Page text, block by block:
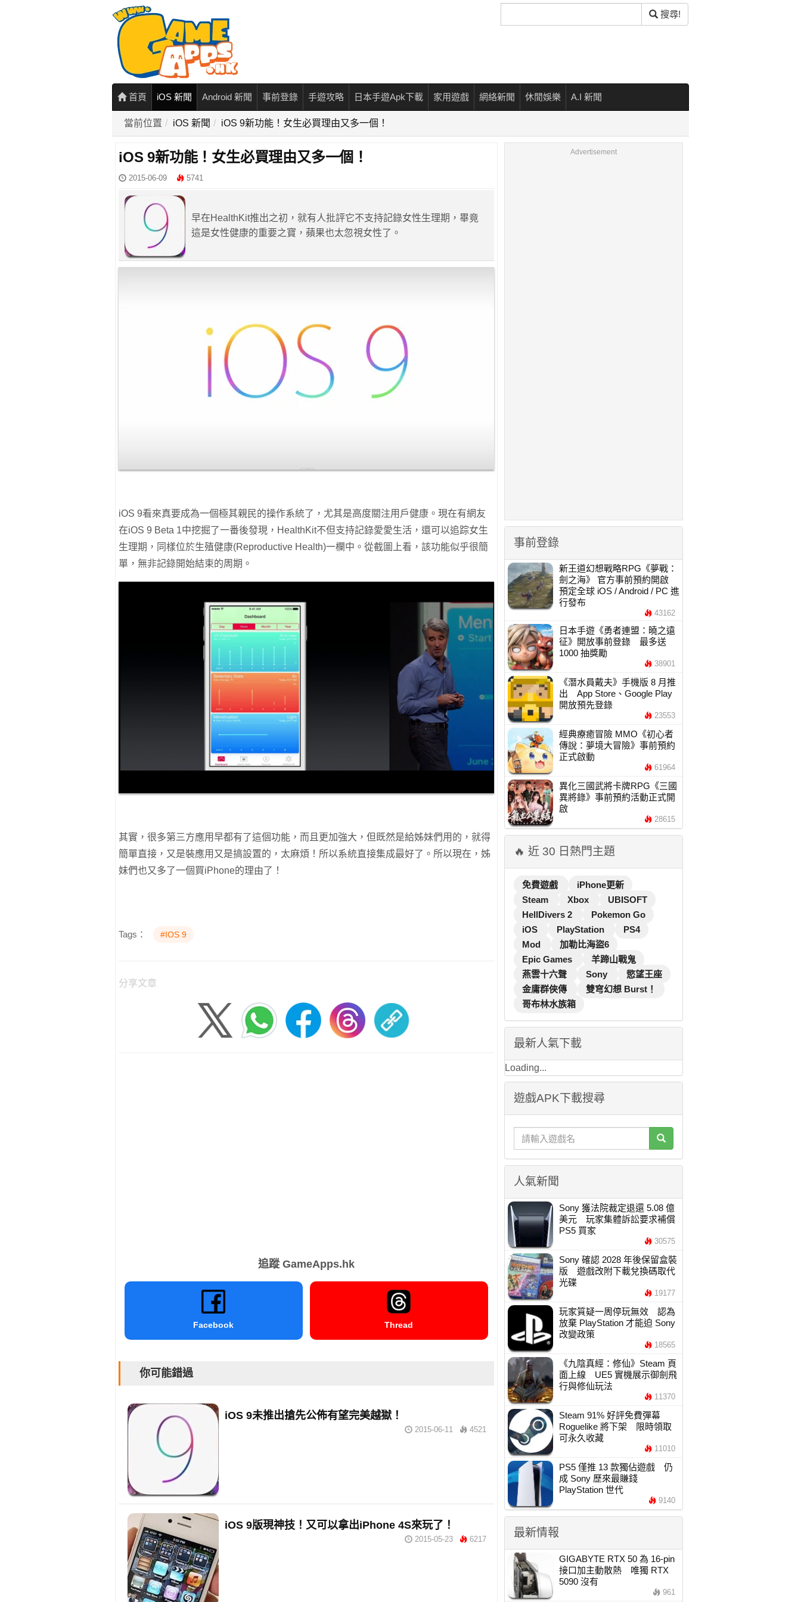
尋
搜尋!
首頁 iOS 新聞 Android 新聞 事前登錄 手遊攻略 日本手遊Apk下載 家用遊戲 網絡新聞 休閒娛樂 A.I 新聞
當前位置 iOS 新聞 iOS 9新功能！女生必買理由又多一個！
iOS 9新功能！女生必買理由又多一個！
2015-06-09 5741
早在HealthKit推出之初，就有人批評它不支持記錄女性生理期，畢竟
這是女性健康的重要之寶，蘋果也太忽視女性了。
iOS 9看來真要成為一個極其親民的操作系統了，尤其是高度關注用戶健康。現在有網友
在iOS 9 Beta 1中挖掘了一番後發現，HealthKit不但支持記錄愛愛生活，還可以追踪女生
生理期，同樣位於生殖健康(Reproductive Health)一欄中。從截圖上看，該功能似乎很簡
單，無非記錄開始結束的周期。
其實，很多第三方應用早都有了這個功能，而且更加強大，但既然是給姊妹們用的，就得
簡單直接，又是裝應用又是搞設置的，太麻煩！所以系統直接集成最好了。所以現在，姊
妹們也又多了一個買iPhone的理由了！
Tags： #IOS 9
分享文章
追蹤 GameApps.hk
Facebook Thread
你可能錯過
iOS 9未推出搶先公佈有望完美越獄！
2015-06-11 4521
iOS 9版現神技！又可以拿出iPhone 4S來玩了！
2015-05-23 6217
Advertisement
事前登錄
新王道幻想戰略RPG《夢戰：
劍之海》 官方事前預約開啟
預定全球 iOS / Android / PC 進
行發布
43162
日本手遊《勇者連盟：曉之遠
征》開放事前登錄 最多送
1000 抽獎勵
38901
《潛水員戴夫》手機版 8 月推
出 App Store、Google Play
開放預先登錄
23553
經典療癒冒險 MMO《初心者
傳說：夢境大冒險》事前預約
正式啟動
61964
異化三國武將卡牌RPG《三國
異將錄》事前預約活動正式開
啟
28615
🔥 近 30 日熱門主題
免費遊戲
iPhone更新
Steam
Xbox
UBISOFT
HellDivers 2
Pokemon Go
iOS
PlayStation
PS4
Mod
加勒比海盜6
Epic Games
羊蹄山戰鬼
燕雲十六聲
Sony
慾望王座
金庸群俠傳
雙穹幻想 Burst！
哥布林水族箱
最新人氣下載
Loading...
遊戲APK下載搜尋
人氣新聞
Sony 獲法院裁定退還 5.08 億
美元 玩家集體訴訟要求補償
PS5 買家
30575
Sony 確認 2028 年後保留盒裝
版 遊戲改附下載兌換碼取代
光碟
19177
玩家質疑一周停玩無效 認為
放棄 PlayStation 才能迫 Sony
改變政策
18565
《九陰真經：修仙》Steam 頁
面上線 UE5 實機展示御劍飛
行與修仙玩法
11370
Steam 91% 好評免費彈幕
Roguelike 將下架 限時領取
可永久收藏
11010
PS5 僅推 13 款獨佔遊戲 仍
成 Sony 歷來最賺錢
PlayStation 世代
9140
最新情報
GIGABYTE RTX 50 為 16-pin
接口加主動散熱 唯獨 RTX
5090 沒有
961